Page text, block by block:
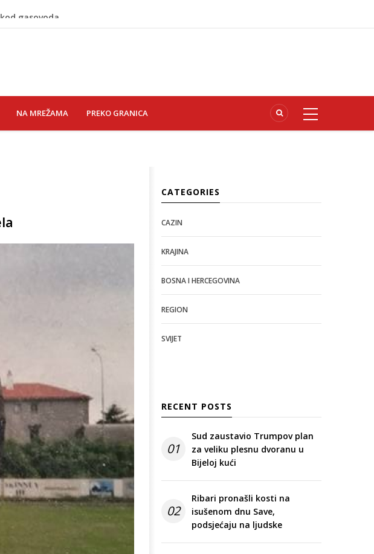
gasovoda
NA MREŽAMA PREKO GRANICA
CATEGORIES
CAZIN
KRAJINA
BOSNA I HERCEGOVINA
REGION
SVIJET
RECENT POSTS
01
Sud zaustavio Trumpov plan
za veliku plesnu dvoranu u
Bijeloj kući
02
Ribari pronašli kosti na
isušenom dnu Save,
podsjećaju na ljudske